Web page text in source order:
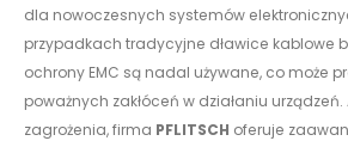
dla nowoczesnych systemów
przypadkach tradycyjne dławice kablowe
ochrony EMC są nadal używane, co może
poważnych zakłóceń w działaniu
zagrożenia, firma PFLITSCH oferuje